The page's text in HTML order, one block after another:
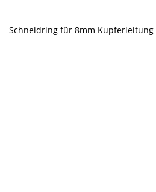
Schneidring für 8mm Kupferleitung